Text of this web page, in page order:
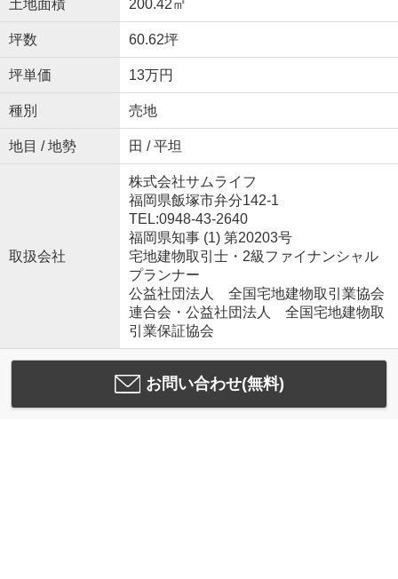
土地面積 200.42㎡
坪数 60.62坪
坪単価 13万円
種別 売地
地目 / 地勢 田 / 平坦
取扱会社
株式会社サムライフ
福岡県飯塚市弁分142-1
TEL:0948-43-2640
福岡県知事 (1) 第20203号
宅地建物取引士・2級ファイナンシャル
プランナー
公益社団法人 全国宅地建物取引業協会
連合会・公益社団法人 全国宅地建物取
引業保証協会
お問い合わせ(無料)